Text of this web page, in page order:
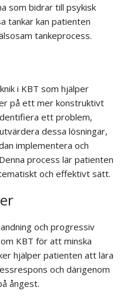
som bidrar till psykisk
tankar kan patienten
tankeprocess.
i KBT som hjälper
på ett mer konstruktivt
ett problem,
dessa lösningar,
implementera och
process lär patienten
och effektivt sätt.
och progressiv
KBT för att minska
hjälper patienten att lära
och därigenom
ångest.